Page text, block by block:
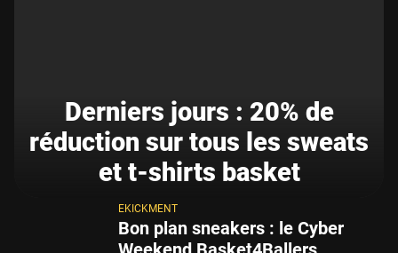
Derniers jours : 20% de
réduction sur tous les sweats
et t-shirts basket
EKICKMENT
Bon plan sneakers : le Cyber